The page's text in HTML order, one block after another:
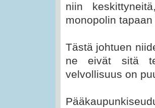
niin
monopolin
Tästä johtuen
ne eivät sitä
velvollisuus on